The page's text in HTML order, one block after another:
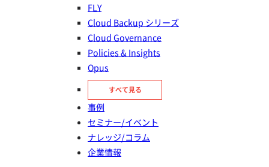
FLY
Cloud Backup シリーズ
Cloud Governance
Policies & Insights
Opus
すべて見る
事例
セミナー/イベント
ナレッジ/コラム
企業情報
パートナー契約の
お問い合わせ
AvePointの製品やソリューションを顧客に提案したい、
パートナー契約に興味がある方はこちらからお問い合わ
パートナー契約のお問い合わせ